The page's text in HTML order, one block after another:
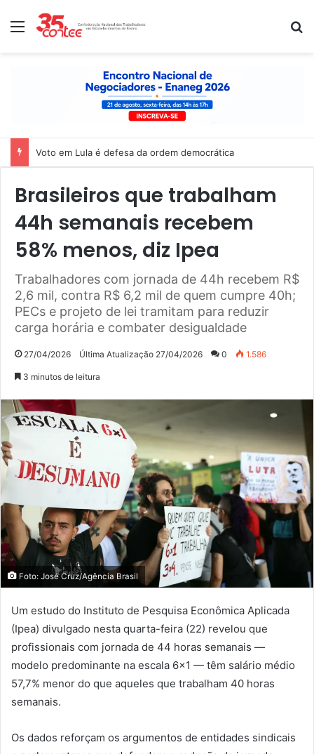
Menu
Nota de solidariedade ao povo venezuelano
Brasileiros que trabalham
44h semanais recebem
58% menos, diz Ipea
Trabalhadores com jornada de 44h recebem R$
2,6 mil, contra R$ 6,2 mil de quem cumpre 40h;
PECs e projeto de lei tramitam para reduzir
carga horária e combater desigualdade
27/04/2026 Última Atualização 27/04/2026 0 1.586
3 minutos de leitura
Foto: José Cruz/Agência Brasil
Um estudo do Instituto de Pesquisa Econômica Aplicada
(Ipea) divulgado nesta quarta-feira (22) revelou que
profissionais com jornada de 44 horas semanais —
modelo predominante na escala 6×1 — têm salário médio
57,7% menor do que aqueles que trabalham 40 horas
semanais.
Os dados reforçam os argumentos de entidades sindicais